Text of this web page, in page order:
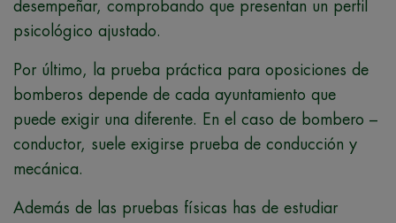
desempeñar, comprobando que presentan un perfil
psicológico ajustado.
Por último, la prueba práctica para oposiciones de
bomberos depende de cada ayuntamiento que
puede exigir una diferente. En el caso de bombero –
conductor, suele exigirse prueba de conducción y
mecánica.
Además de las pruebas físicas has de estudiar